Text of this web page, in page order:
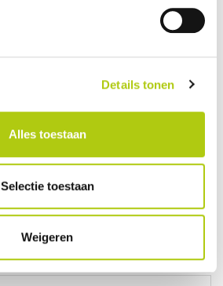
Details tonen
Alles toestaan
Selectie toestaan
Weigeren
Mlle